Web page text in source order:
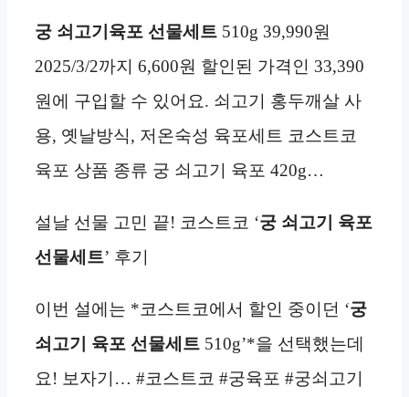
궁 쇠고기육포 선물세트 510g 39,990원
2025/3/2까지 6,600원 할인된 가격인 33,390
원에 구입할 수 있어요. 쇠고기 홍두깨살 사
용, 옛날방식, 저온숙성 육포세트 코스트코
육포 상품 종류 궁 쇠고기 육포 420g…
설날 선물 고민 끝! 코스트코 ‘궁 쇠고기 육포
선물세트’ 후기
이번 설에는 *코스트코에서 할인 중이던 ‘궁
쇠고기 육포 선물세트 510g’*을 선택했는데
요! 보자기… #코스트코 #궁육포 #궁쇠고기